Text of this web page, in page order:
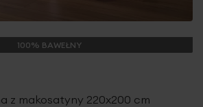
100% BAWEŁNY
z makosatyny 220x200 cm